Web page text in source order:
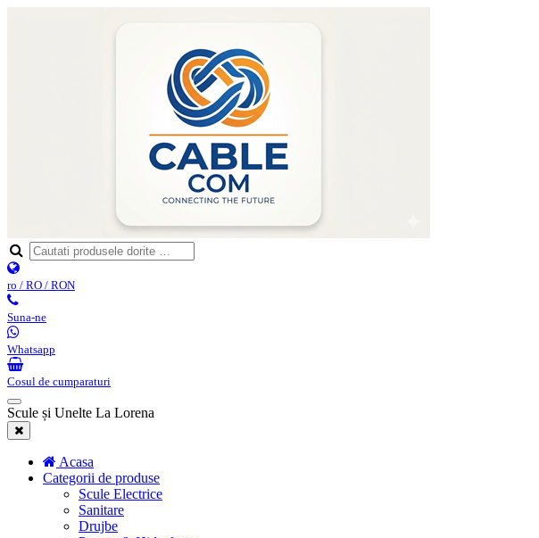
ro / RO / RON
Suna-ne
Whatsapp
Cosul de cumparaturi
Scule și Unelte La Lorena
Acasa
Categorii de produse
Scule Electrice
Sanitare
Drujbe